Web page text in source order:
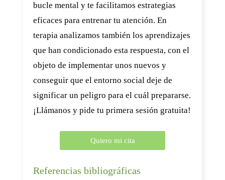
bucle mental y te facilitamos estrategias
eficaces para entrenar tu atención. En
terapia analizamos también los aprendizajes
que han condicionado esta respuesta, con el
objeto de implementar unos nuevos y
conseguir que el entorno social deje de
significar un peligro para el cuál prepararse.
¡Llámanos y pide tu primera sesión gratuita!
Quiero mi cita
Referencias bibliográficas